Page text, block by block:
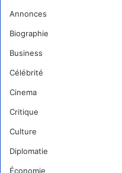
Annonces
Biographie
Business
Célébrité
Cinema
Critique
Culture
Diplomatie
Économie